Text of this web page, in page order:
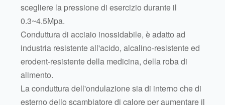
scegliere la pressione di esercizio durante il
0.3~4.5Mpa.
Conduttura di acciaio inossidabile, è adatto ad
industria resistente all'acido, alcalino-resistente ed
erodent-resistente della medicina, della roba di
alimento.
La conduttura dell'ondulazione sia di interno che di
esterno dello scambiatore di calore per aumentare il